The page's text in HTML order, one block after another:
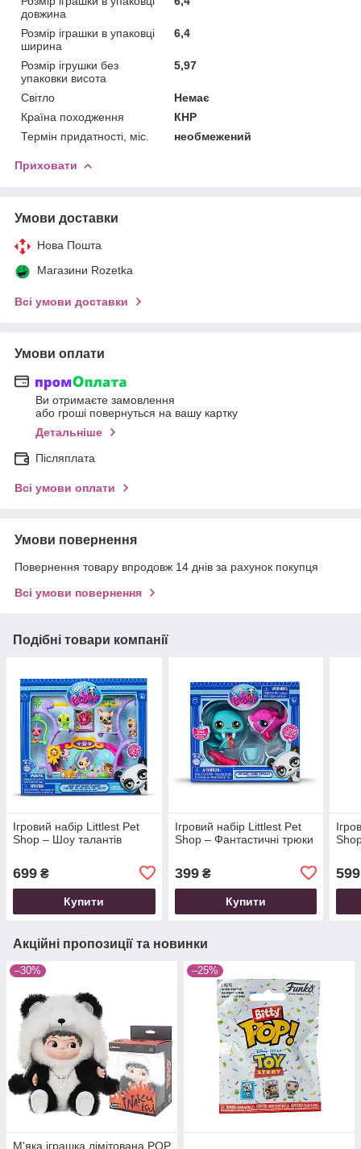
довжина
Розмір іграшки в упаковці
ширина
6,4
Розмір ігрушки без
упаковки висота
5,97
Світло
Немає
Країна походження
КНР
Термін придатності, міс.
необмежений
Приховати
Умови доставки
Нова Пошта
Магазини Rozetka
Всі умови доставки
Умови оплати
Ви отримаєте замовлення
або гроші повернуться на вашу картку
Детальніше
Післяплата
Всі умови оплати
Умови повернення
Повернення товару впродовж 14 днів за рахунок покупця
Всі умови повернення
Подібні товари компанії
Ігровий набір Littlest Pet
Shop – Шоу талантів
699 ₴
Купити
Ігровий набір Littlest Pet
Shop – Фантастичні трюки
399₴
Купити
599
Акційні пропозиції та новинки
–30%
М'яка іграшка лімітована POP
–25%